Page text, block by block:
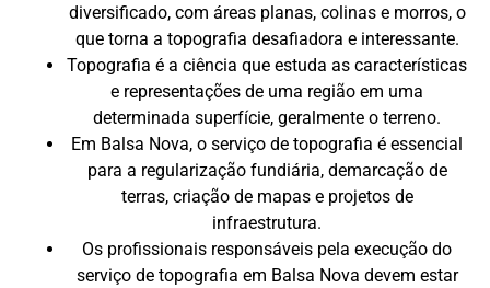
diversificado, com áreas planas, colinas e morros, o
que torna a topografia desafiadora e interessante.
Topografia é a ciência que estuda as características
e representações de uma região em uma
determinada superfície, geralmente o terreno.
Em Balsa Nova, o serviço de topografia é essencial
para a regularização fundiária, demarcação de
terras, criação de mapas e projetos de
infraestrutura.
Os profissionais responsáveis pela execução do
serviço de topografia em Balsa Nova devem estar